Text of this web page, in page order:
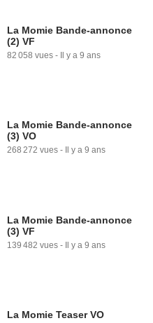
La Momie Bande-annonce
(2) VF
82 058 vues - Il y a 9 ans
La Momie Bande-annonce
(3) VO
268 272 vues - Il y a 9 ans
La Momie Bande-annonce
(3) VF
139 482 vues - Il y a 9 ans
La Momie Teaser VO